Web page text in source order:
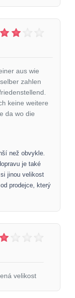
aus wie
zahlen
keine weitere
da wo die
než obvykle.
je také
jinou velikost
prodejce, který
velikost